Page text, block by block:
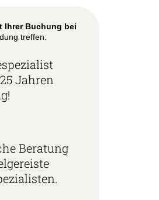
Ihrer Buchung bei
treffen:
Jahren
Beratung